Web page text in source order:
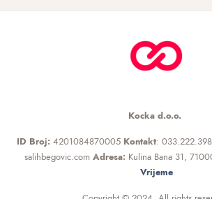
Kocka d.o.o.
ID Broj: 4201084870005Kontakt:
salihbegovic.com Adresa: Kulina Bana 31,
Vrijeme